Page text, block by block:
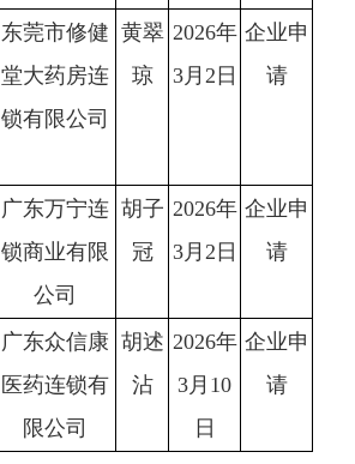
东莞市修健
堂大药房连
锁有限公司
黄翠
琼
2026年
3月2日
企业申
请
广东万宁连
锁商业有限
公司
胡子
冠
2026年
3月2日
企业申
请
广东众信康
医药连锁有
限公司
胡述
沾
2026年
3月10
日
企业申
请